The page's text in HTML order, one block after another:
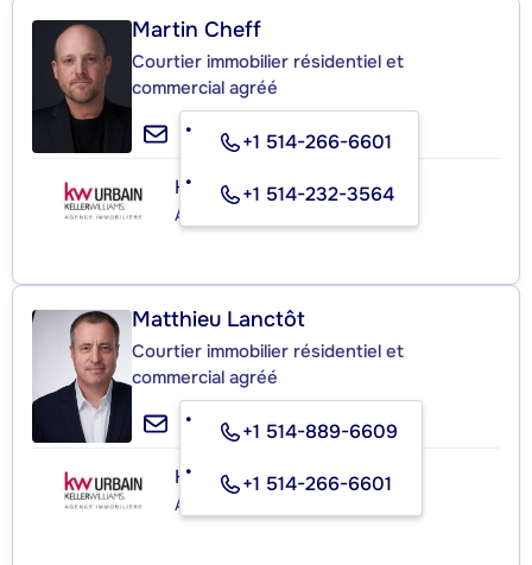
Martin Cheff
Courtier immobilier résidentiel et
commercial agréé
+1 514-266-6601
+1 514-232-3564
KELLER WILLIAMS URBAIN
Agence immobilière
Matthieu Lanctôt
Courtier immobilier résidentiel et
commercial agréé
+1 514-889-6609
+1 514-266-6601
KELLER WILLIAMS URBAIN
Agence immobilière